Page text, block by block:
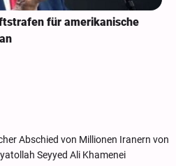
für amerikanische
Abschied von Millionen Iranern von
Seyyed Ali Khamenei